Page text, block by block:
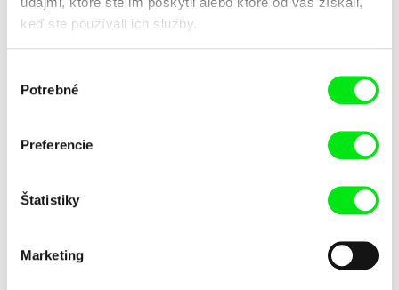
keď ste používali ich služby.
súhlasu
Potrebné
Preferencie
Štatistiky
Marketing
otec
Gilles de Maistre
Vlk z Královských Vinohrad